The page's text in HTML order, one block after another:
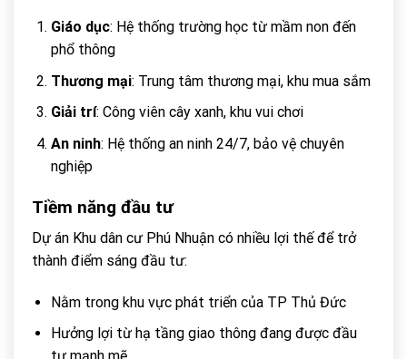
Giáo dục: Hệ thống trường học từ mầm non đến
phổ thông
Thương mại: Trung tâm thương mại, khu mua sắm
Giải trí: Công viên cây xanh, khu vui chơi
An ninh: Hệ thống an ninh 24/7, bảo vệ chuyên
nghiệp
Tiềm năng đầu tư
Dự án Khu dân cư Phú Nhuận có nhiều lợi thế để trở
thành điểm sáng đầu tư:
Nằm trong khu vực phát triển của TP Thủ Đức
Hưởng lợi từ hạ tầng giao thông đang được đầu